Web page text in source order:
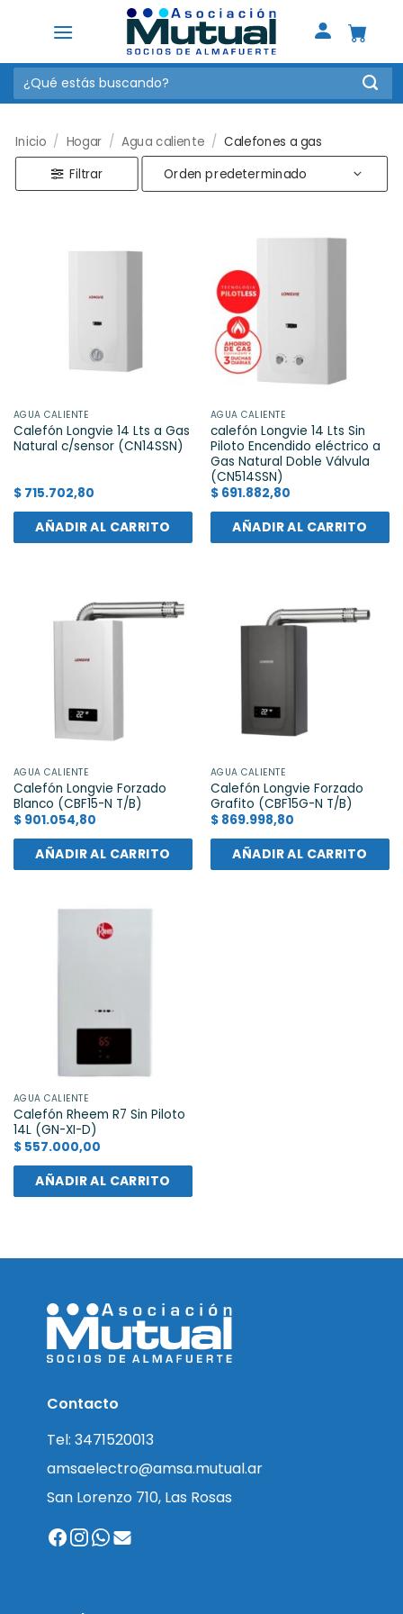
Buscar
por:
Inicio / Hogar / Agua caliente / Calefones a gas
Filtrar
AGUA CALIENTE
Calefón Longvie 14 Lts a Gas
Natural c/sensor (CN14SSN)
$715.702,80
AÑADIR AL CARRITO
AGUA CALIENTE
calefón Longvie 14 Lts Sin
Piloto Encendido eléctrico a
Gas Natural Doble Válvula
(CN514SSN)
$691.882,80
AÑADIR AL CARRITO
AGUA CALIENTE
Calefón Longvie Forzado
Blanco (CBF15-N T/B)
$901.054,80
AÑADIR AL CARRITO
AGUA CALIENTE
Calefón Longvie Forzado
Grafito (CBF15G-N T/B)
$869.998,80
AÑADIR AL CARRITO
AGUA CALIENTE
Calefón Rheem R7 Sin Piloto
14L (GN-XI-D)
$557.000,00
AÑADIR AL CARRITO
Contacto
Tel: 3471520013
amsaelectro@amsa.mutual.ar
San Lorenzo 710, Las Rosas